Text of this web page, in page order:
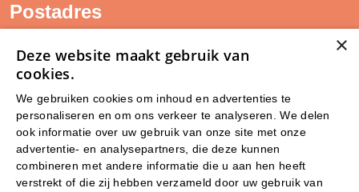
Postadres
SAM Limburg
Postbus 203
steunpunt@sam-limburg.nl
0475-399281
×
Deze website maakt gebruik van
cookies.
We gebruiken cookies om inhoud en advertenties te
personaliseren en om ons verkeer te analyseren. We delen
ook informatie over uw gebruik van onze site met onze
advertentie- en analysepartners, die deze kunnen
combineren met andere informatie die u aan hen heeft
verstrekt of die zij hebben verzameld door uw gebruik van